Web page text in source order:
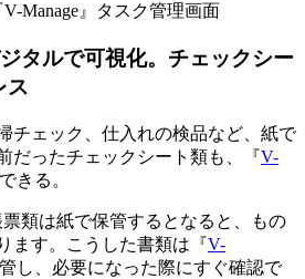
Manage』タスク管理画面
タルで可視化。チェックシー
ス
チェック、仕入れの検品など、紙で
だったチェックシート類も、『V-
きる。
票類は紙で保管するとなると、もの
ます。こうした書類は『V-
し、必要になった際にすぐ確認で